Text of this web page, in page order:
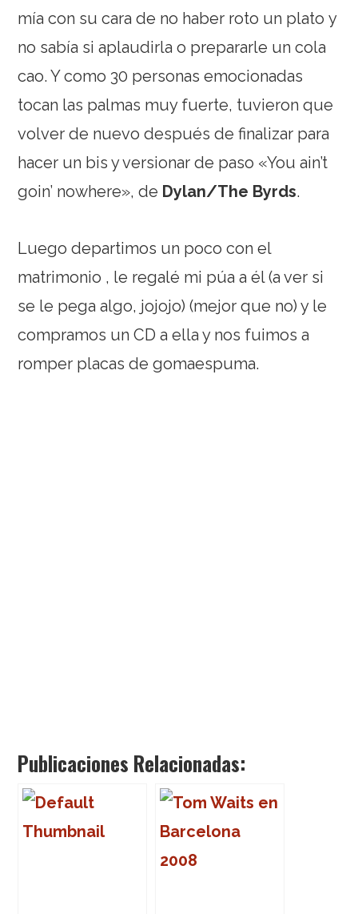
mía con su cara de no haber roto un plato y
no sabía si aplaudirla o prepararle un cola
cao. Y como 30 personas emocionadas
tocan las palmas muy fuerte, tuvieron que
volver de nuevo después de finalizar para
hacer un bis y versionar de paso «You ain’t
goin’ nowhere», de Dylan/The Byrds.
Luego departimos un poco con el
matrimonio , le regalé mi púa a él (a ver si
se le pega algo, jojojo) (mejor que no) y le
compramos un CD a ella y nos fuimos a
romper placas de gomaespuma.
Publicaciones Relacionadas: